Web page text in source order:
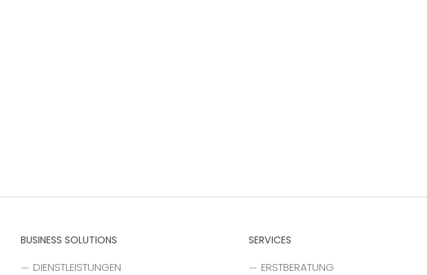
BUSINESS SOLUTIONS
DIENSTLEISTUNGEN
SERVICES
ERSTBERATUNG